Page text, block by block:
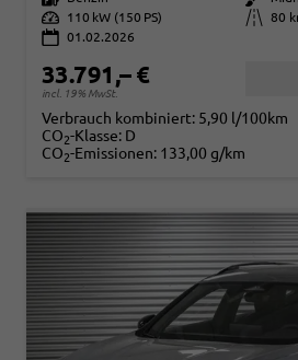
Leistung
110 kW (150 PS) Kilometerstand
80
01.02.2026
33.791,– €
incl. 19% MwSt.
Verbrauch kombiniert: 5,90 l/100km
CO2-Klasse: D
CO2-Emissionen: 133,00 g/km